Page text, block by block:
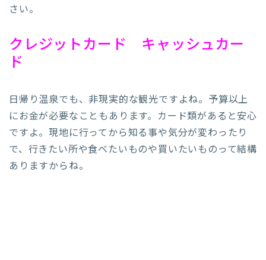
さい。
クレジットカード キャッシュカー
ド
日帰り温泉でも、非現実的な観光ですよね。予算以上
にお金が必要なこともあります。カード類があると安心
ですよ。現地に行ってから知る事や気分が変わったり
で、行きたい所や食べたいものや買いたいものって結構
ありますからね。